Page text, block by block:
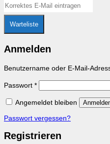
Warteliste
Anmelden
Benutzername oder E-Mail-
Passwort *Erforderlich
Angemeldet bleiben
Passwort vergessen?
Registrieren